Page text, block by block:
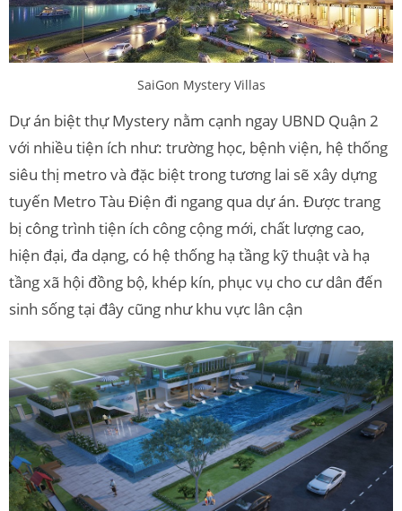
SaiGon Mystery Villas
Dự án biệt thự Mystery nằm cạnh ngay UBND Quận 2
với nhiều tiện ích như: trường học, bệnh viện, hệ thống
siêu thị metro và đặc biệt trong tương lai sẽ xây dựng
tuyến Metro Tàu Điện đi ngang qua dự án. Được trang
bị công trình tiện ích công cộng mới, chất lượng cao,
hiện đại, đa dạng, có hệ thống hạ tầng kỹ thuật và hạ
tầng xã hội đồng bộ, khép kín, phục vụ cho cư dân đến
sinh sống tại đây cũng như khu vực lân cận